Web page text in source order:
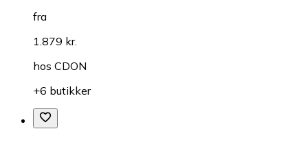
fra
1.879 kr.
hos CDON
+6 butikker